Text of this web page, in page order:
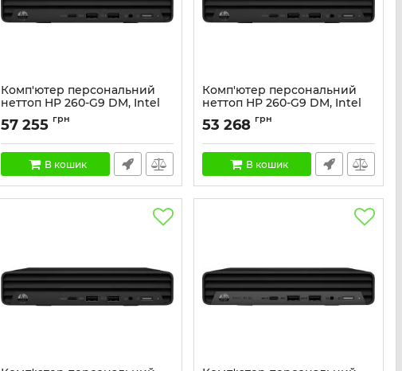
Комп'ютер персональний
неттоп HP 260-G9 DM, Intel
i3-1315U, 16GB, F512GB, UMA,
WiFi, кл+м, 3р, Win11P
Артикул: A55C2ET
57 255 грн
В кошик
Комп'ютер персональний
неттоп HP 260-G9 DM, Intel
i5-1334U, 16GB, F512GB, UMA,
WiFi, кл+м, 3р, DOS
Артикул: 9M9J1AT
53 268 грн
В кошик